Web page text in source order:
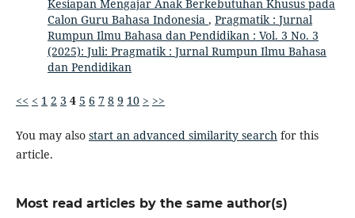
Kesiapan Mengajar Anak Berkebutuhan Khusus pada
Calon Guru Bahasa Indonesia , Pragmatik : Jurnal
Rumpun Ilmu Bahasa dan Pendidikan : Vol. 3 No. 3
(2025): Juli: Pragmatik : Jurnal Rumpun Ilmu Bahasa
dan Pendidikan
<< < 1 2 3 4 5 6 7 8 9 10 > >>
You may also start an advanced similarity searchfor this
article.
Most read articles by the same author(s)